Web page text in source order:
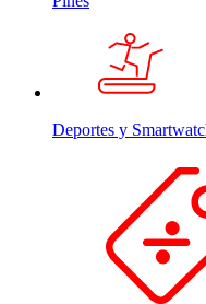
Deportes y